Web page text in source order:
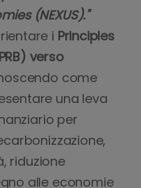
(NEXUS)."
i Principles
verso
come
una leva
per
riduzione
alle economie